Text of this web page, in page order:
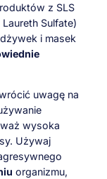
z SLS
Sulfate)
i masek
uwagę na
wysoka
Używaj
organizmu,